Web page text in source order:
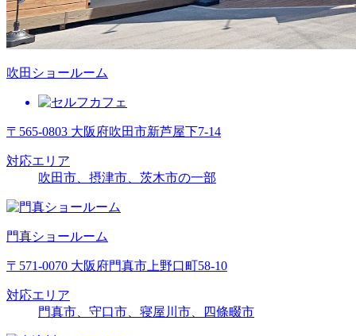
吹田ショールーム
〒565-0803 大阪府吹田市新芦屋下7-14
対応エリア
吹田市、摂津市、茨木市の一部
門真ショールーム
〒571-0070 大阪府門真市上野口町58-10
対応エリア
門真市、守口市、寝屋川市、四條畷市